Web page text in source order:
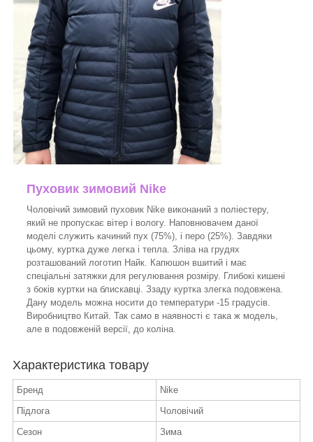
Пуховик зимовий Nike
Чоловічий зимовий пуховик Nike виконаний з поліестеру,
який не пропускає вітер і вологу. Наповнювачем даної
моделі служить качиний пух (75%), і перо (25%). Завдяки
цьому, куртка дуже легка і тепла. Зліва на грудях
розташований логотип Найк. Капюшон вшитий і має
спеціальні затяжки для регулювання розміру. Глибокі кишені
з боків куртки на блискавці. Ззаду куртка злегка подовжена.
Дану модель можна носити до температури -15 градусів.
Виробництво Китай. Так само в наявності є така ж модель,
але в подовженій версії, до коліна.
Характеристика товару
Бренд
Nike
Підлога
Чоловічий
Сезон
Зима